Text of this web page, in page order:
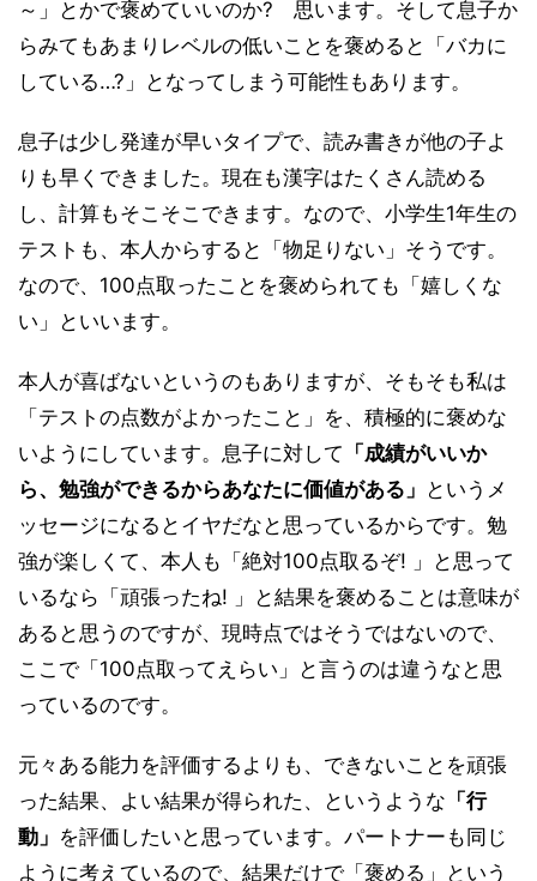
～」とかで褒めていいのか? 思います。そして息子か
らみてもあまりレベルの低いことを褒めると「バカに
している…?」となってしまう可能性もあります。
息子は少し発達が早いタイプで、読み書きが他の子よ
りも早くできました。現在も漢字はたくさん読める
し、計算もそこそこできます。なので、小学生1年生の
テストも、本人からすると「物足りない」そうです。
なので、100点取ったことを褒められても「嬉しくな
い」といいます。
本人が喜ばないというのもありますが、そもそも私は
「テストの点数がよかったこと」を、積極的に褒めな
いようにしています。息子に対して 「成績がいいか
ら、勉強ができるからあなたに価値がある」 というメ
ッセージになるとイヤだなと思っているからです。勉
強が楽しくて、本人も「絶対100点取るぞ! 」と思って
いるなら「頑張ったね! 」と結果を褒めることは意味が
あると思うのですが、現時点ではそうではないので、
ここで「100点取ってえらい」と言うのは違うなと思
っているのです。
元々ある能力を評価するよりも、できないことを頑張
った結果、よい結果が得られた、というような 「行
動」 を評価したいと思っています。パートナーも同じ
ように考えているので、結果だけで「褒める」という